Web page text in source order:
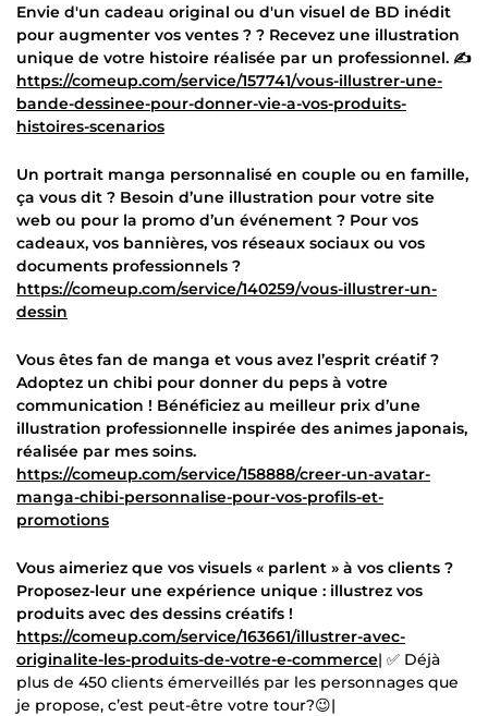
Envie d'un cadeau original ou d'un visuel de BD inédit
pour augmenter vos ventes ? ? Recevez une illustration
unique de votre histoire réalisée par un professionnel. ✍
https://comeup.com/service/157741/vous-illustrer-une-
bande-dessinee-pour-donner-vie-a-vos-produits-
histoires-scenarios
Un portrait manga personnalisé en couple ou en famille,
ça vous dit ? Besoin d’une illustration pour votre site
web ou pour la promo d’un événement ? Pour vos
cadeaux, vos bannières, vos réseaux sociaux ou vos
documents professionnels ?
https://comeup.com/service/140259/vous-illustrer-un-
dessin
Vous êtes fan de manga et vous avez l’esprit créatif ?
Adoptez un chibi pour donner du peps à votre
communication ! Bénéficiez au meilleur prix d’une
illustration professionnelle inspirée des animes japonais,
réalisée par mes soins.
https://comeup.com/service/158888/creer-un-avatar-
manga-chibi-personnalise-pour-vos-profils-et-
promotions
Vous aimeriez que vos visuels « parlent » à vos clients ?
Proposez-leur une expérience unique : illustrez vos
produits avec des dessins créatifs !
https://comeup.com/service/163661/illustrer-avec-
originalite-les-produits-de-votre-e-commerce| ✅ Déjà
plus de 450 clients émerveillés par les personnages que
je propose, c’est peut-être votre tour?😉|